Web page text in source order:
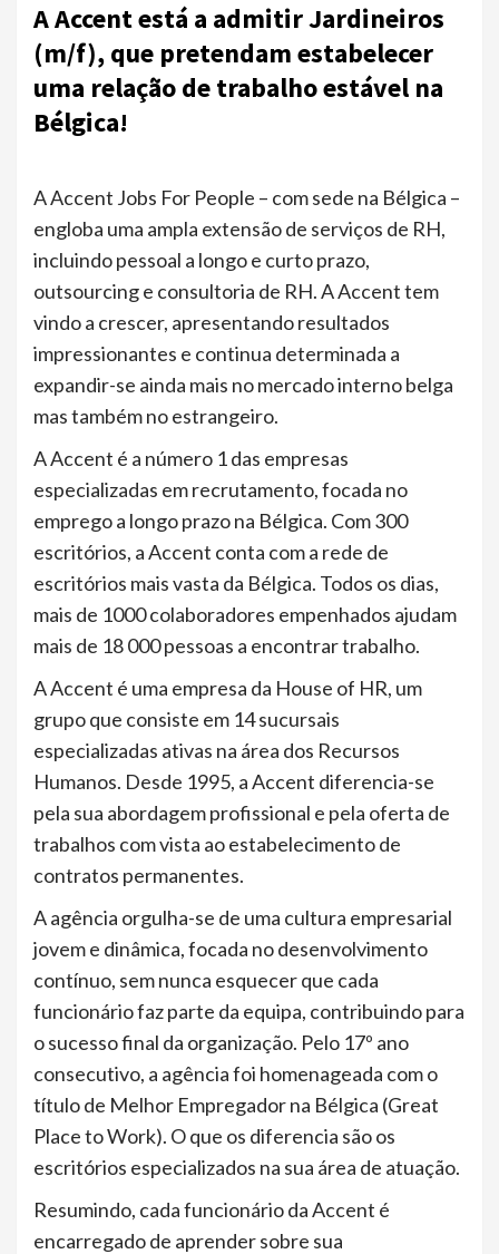
A Accent está a admitir Jardineiros
(m/f), que pretendam estabelecer
uma relação de trabalho estável na
Bélgica!
A Accent Jobs For People – com sede na Bélgica –
engloba uma ampla extensão de serviços de RH,
incluindo pessoal a longo e curto prazo,
outsourcing e consultoria de RH. A Accent tem
vindo a crescer, apresentando resultados
impressionantes e continua determinada a
expandir-se ainda mais no mercado interno belga
mas também no estrangeiro.
A Accent é a número 1 das empresas
especializadas em recrutamento, focada no
emprego a longo prazo na Bélgica. Com 300
escritórios, a Accent conta com a rede de
escritórios mais vasta da Bélgica. Todos os dias,
mais de 1000 colaboradores empenhados ajudam
mais de 18 000 pessoas a encontrar trabalho.
A Accent é uma empresa da House of HR, um
grupo que consiste em 14 sucursais
especializadas ativas na área dos Recursos
Humanos. Desde 1995, a Accent diferencia-se
pela sua abordagem profissional e pela oferta de
trabalhos com vista ao estabelecimento de
contratos permanentes.
A agência orgulha-se de uma cultura empresarial
jovem e dinâmica, focada no desenvolvimento
contínuo, sem nunca esquecer que cada
funcionário faz parte da equipa, contribuindo para
o sucesso final da organização. Pelo 17º ano
consecutivo, a agência foi homenageada com o
título de Melhor Empregador na Bélgica (Great
Place to Work). O que os diferencia são os
escritórios especializados na sua área de atuação.
Resumindo, cada funcionário da Accent é
encarregado de aprender sobre sua